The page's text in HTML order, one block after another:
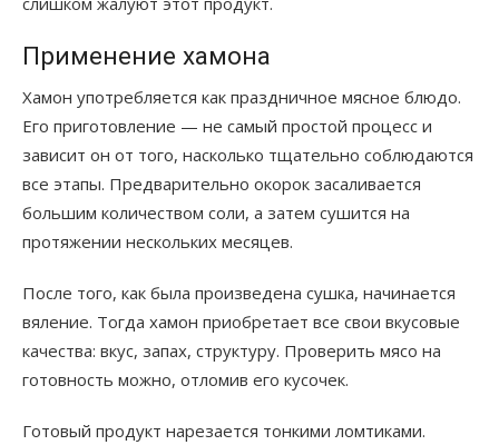
Применение хамона
Хамон употребляется как праздничное мясное блюдо.
Его приготовление — не самый простой процесс и
зависит он от того, насколько тщательно соблюдаются
все этапы. Предварительно окорок засаливается
большим количеством соли, а затем сушится на
протяжении нескольких месяцев.
После того, как была произведена сушка, начинается
вяление. Тогда хамон приобретает все свои вкусовые
качества: вкус, запах, структуру. Проверить мясо на
готовность можно, отломив его кусочек.
Готовый продукт нарезается тонкими ломтиками.